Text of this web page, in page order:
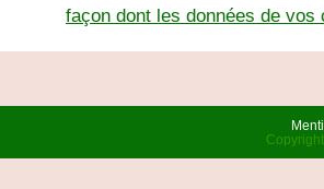
façon dont les données de